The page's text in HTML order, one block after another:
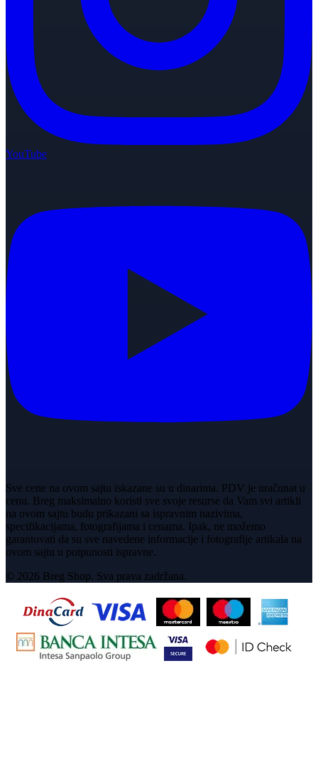
YouTube
Sve cene na ovom sajtu iskazane su u dinarima. PDV je uračunat u
cenu. Breg maksimalno koristi sve svoje resurse da Vam svi artikli
na ovom sajtu budu prikazani sa ispravnim nazivima,
specifikacijama, fotografijama i cenama. Ipak, ne možemo
garantovati da su sve navedene informacije i fotografije artikala na
ovom sajtu u potpunosti ispravne.
© 2026 Breg Shop. Sva prava zadržana.